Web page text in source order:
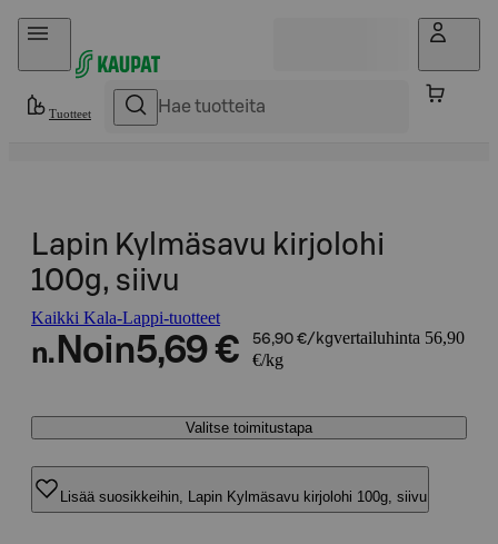
Hyppää sisältöön
Tuotteet
Lapin Kylmäsavu kirjolohi
100g, siivu
Kaikki Kala-Lappi-tuotteet
n. Noin5,69 € 56,90 €/kgvertailuhinta 56,90
€/kg
Valitse toimitustapa
Lisää suosikkeihin, Lapin Kylmäsavu kirjolohi 100g, siivu